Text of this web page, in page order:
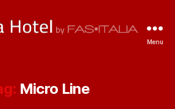
Menu
Micro Line